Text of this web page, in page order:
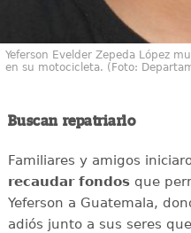
Yeferson Evelder Zepeda López
en su motocicleta. (Foto:
Buscan repatriarlo
Familiares y amigos
recaudar fondosque
Yeferson a Guatemala,
adiós junto a sus seres